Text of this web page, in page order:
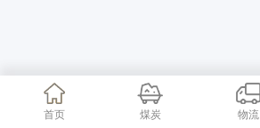
首页 煤炭 物流